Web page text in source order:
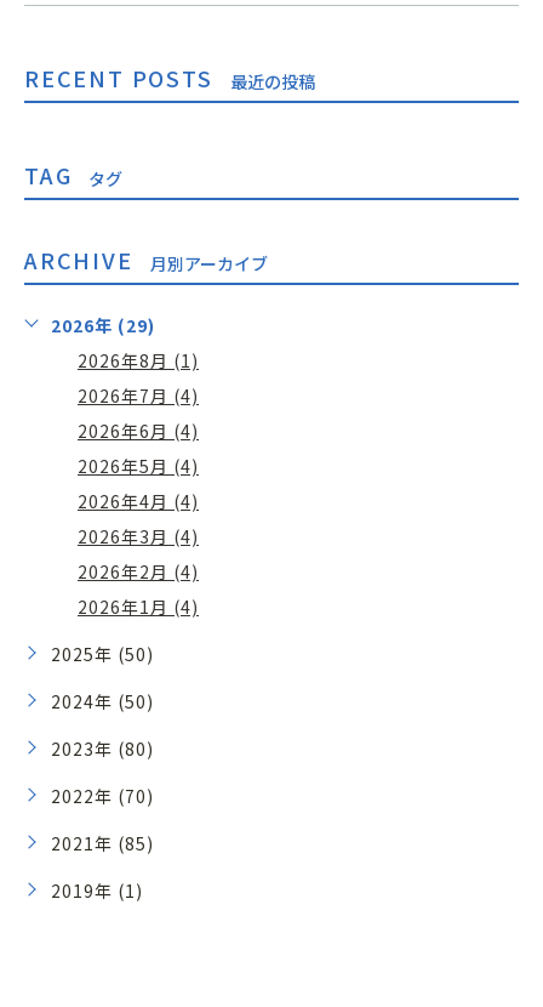
RECENT POSTS 最近の投稿
TAG タグ
ARCHIVE 月別アーカイブ
2026年 (29)
2026年8月 (1)
2026年7月 (4)
2026年6月 (4)
2026年5月 (4)
2026年4月 (4)
2026年3月 (4)
2026年2月 (4)
2026年1月 (4)
2025年 (50)
2024年 (50)
2023年 (80)
2022年 (70)
2021年 (85)
2019年 (1)